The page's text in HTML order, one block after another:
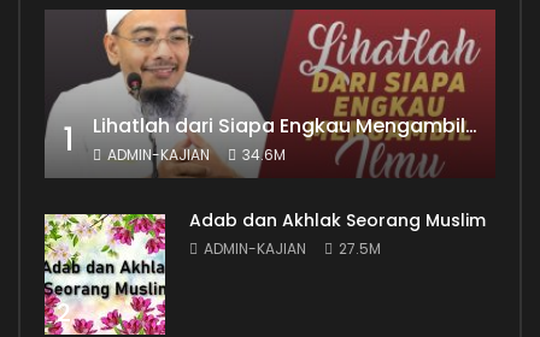
1 Lihatlah dari Siapa Engkau Mengambil Ilmu
ADMIN-KAJIAN 34.6M
2
Adab dan Akhlak Seorang Muslim
ADMIN-KAJIAN 27.5M